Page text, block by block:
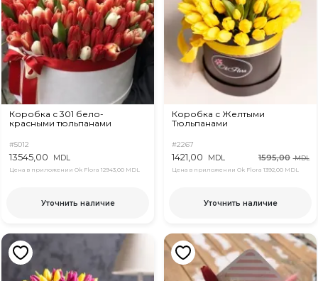
Коробка с 301 бело-
красными тюльпанами
#5012
13545,00 MDL
Цена в приложении Ok Flora 12943,00 MDL
Уточнить наличие
Коробка с Желтыми
Тюльпанами
#2267
1421,00 MDL 1595,00 MDL
Цена в приложении Ok Flora 1392,00 MDL
Уточнить наличие